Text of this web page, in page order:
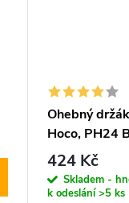
Ohebný
Hoco, PH24
424 Kč
Skladem -
k odeslání>5 ks